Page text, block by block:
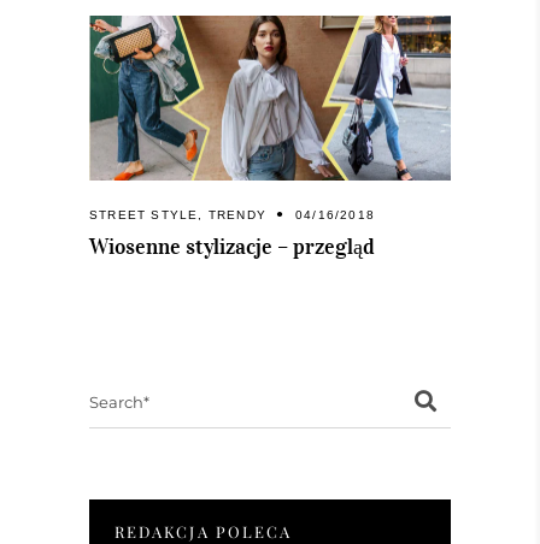
STREET STYLE, TRENDY 04/16/2018
Wiosenne stylizacje – przegląd
REDAKCJA POLECA